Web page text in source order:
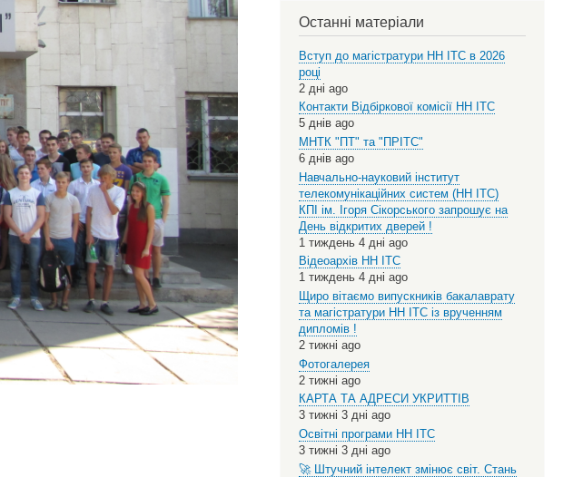
Останні матеріали
Вступ до магістратури НН ІТС в 2026
році
2 дні ago
Контакти Відбіркової комісії НН ІТС
5 днів ago
МНТК "ПТ" та "ПРІТС"
6 днів ago
Навчально-науковий інститут
телекомунікаційних систем (НН ІТС)
КПІ ім. Ігоря Сікорського запрошує на
День відкритих дверей !
1 тиждень 4 дні ago
Відеоархів НН ІТС
1 тиждень 4 дні ago
Щиро вітаємо випускників бакалаврату
та магістратури НН ІТС із врученням
дипломів !
2 тижні ago
Фотогалерея
2 тижні ago
КАРТА ТА АДРЕСИ УКРИТТІВ
3 тижні 3 дні ago
Освітні програми НН ІТС
3 тижні 3 дні ago
🚀 Штучний інтелект змінює світ. Стань